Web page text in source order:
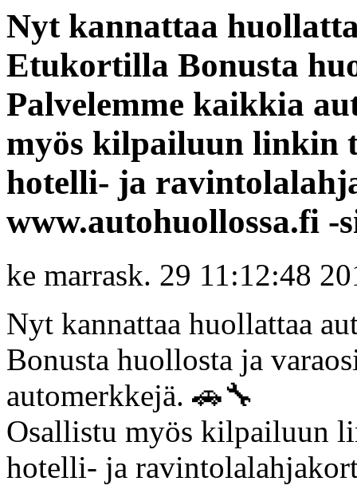
Nyt kannattaa
Etukortilla Bonusta
Palvelemme kaikkia
myös kilpailuun linkin
hotelli- ja
www.autohuollossa.fi
ke marrask. 29 11:12:48
Nyt kannattaa huollattaa
Bonusta huollosta ja
automerkkejä. 🚗🔧
Osallistu myös kilpailuun
hotelli- ja